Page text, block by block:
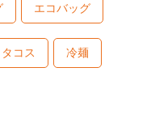
エコバッグ
タコス 冷麺